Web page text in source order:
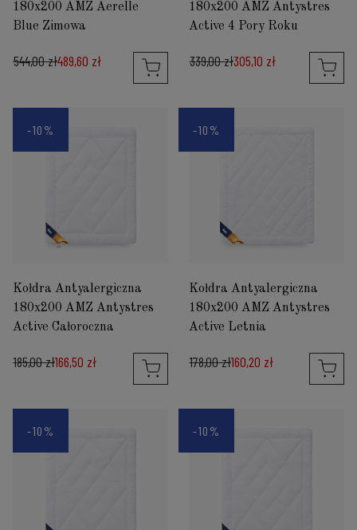
180x200 AMZ Aerelle
Blue Zimowa
544,00 zł489,60 zł
180x200 AMZ Antystres
Active 4 Pory Roku
339,00 zł305,10 zł
Kołdra Antyalergiczna
180x200 AMZ Antystres
Active Całoroczna
185,00 zł166,50 zł
-10%
Kołdra Antyalergiczna
180x200 AMZ Antystres
Active Letnia
178,00 zł160,20 zł
-10%
-10% -10%